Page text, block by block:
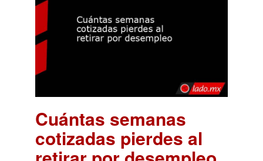
Cuántas semanas
cotizadas pierdes al